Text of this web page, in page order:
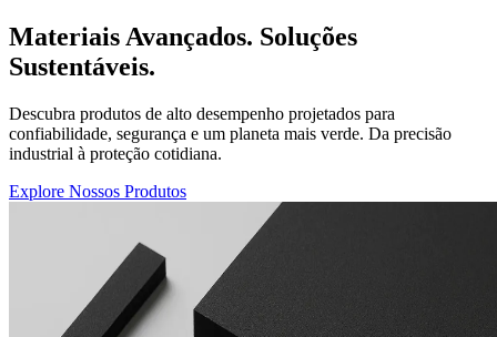
Materiais Avançados. Soluções
Sustentáveis.
Descubra produtos de alto desempenho projetados para
confiabilidade, segurança e um planeta mais verde. Da precisão
industrial à proteção cotidiana.
Explore Nossos Produtos